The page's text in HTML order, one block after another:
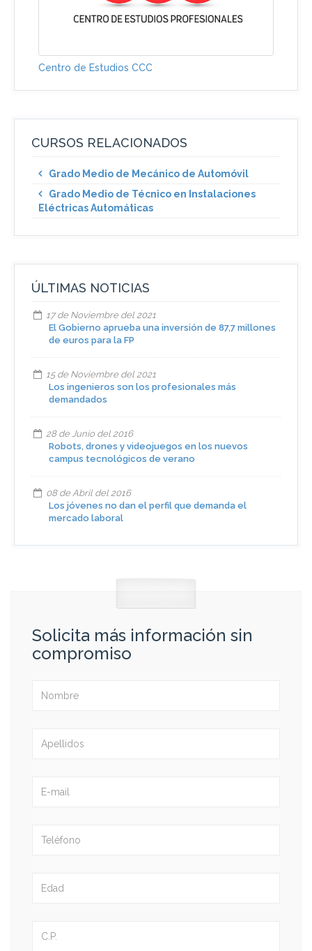
Centro de Estudios CCC
CURSOS RELACIONADOS
Grado Medio de Mecánico de Automóvil
Grado Medio de Técnico en Instalaciones
Eléctricas Automáticas
ÚLTIMAS NOTICIAS
17 de Noviembre del 2021
El Gobierno aprueba una inversión de 87,7 millones
de euros para la FP
15 de Noviembre del 2021
Los ingenieros son los profesionales más
demandados
28 de Junio del 2016
Robots, drones y videojuegos en los nuevos
campus tecnológicos de verano
08 de Abril del 2016
Los jóvenes no dan el perfil que demanda el
mercado laboral
Solicita más información sin
compromiso